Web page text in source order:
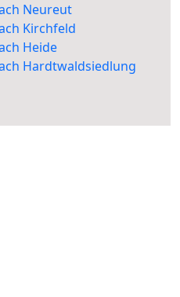
Neureut
Kirchfeld
Heide
Hardtwaldsiedlung